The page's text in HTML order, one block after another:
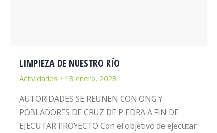
LIMPIEZA DE NUESTRO RÍO
Actividades 18 enero, 2023
AUTORIDADES SE REUNEN CON ONG Y
POBLADORES DE CRUZ DE PIEDRA A FIN DE
EJECUTAR PROYECTO Con el objetivo de ejecutar